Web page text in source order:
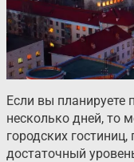
Если вы планируете
несколько дней, то
городских
достаточный